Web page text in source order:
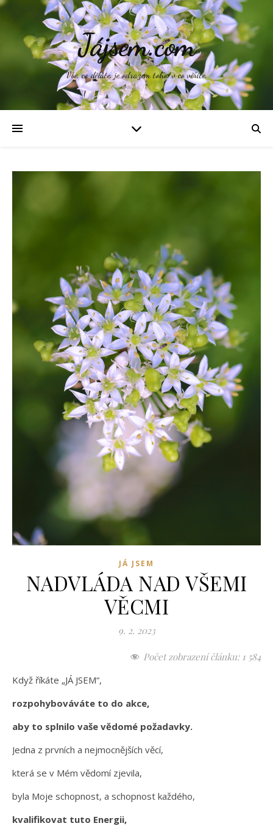
Jájsem.com
Vše, co děláte, je odrazem toho, v co věříte.
JÁ JSEM
NADVLÁDA NAD VŠEMI
VĚCMI
9. 2. 2023
Počet zobrazení článku: 1 584
Když říkáte „JÁ JSEM“,
rozpohybováváte to do akce,
aby to splnilo vaše vědomé požadavky.
Jedna z prvních a nejmocnějších věcí,
která se v Mém vědomí zjevila,
byla Moje schopnost, a schopnost každého,
kvalifikovat tuto Energii,